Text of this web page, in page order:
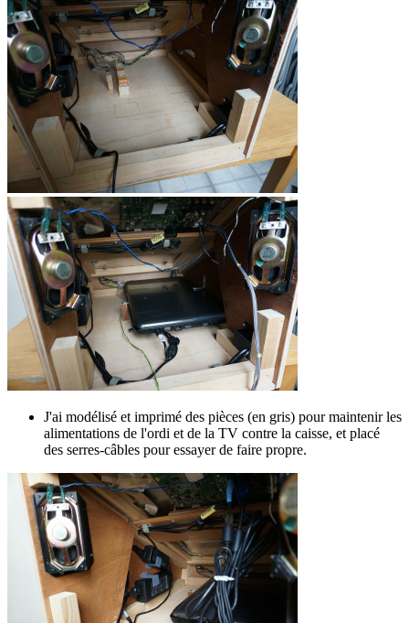
J'ai modélisé et imprimé des pièces (en gris) pour maintenir les
alimentations de l'ordi et de la TV contre la caisse, et placé
des serres-câbles pour essayer de faire propre.